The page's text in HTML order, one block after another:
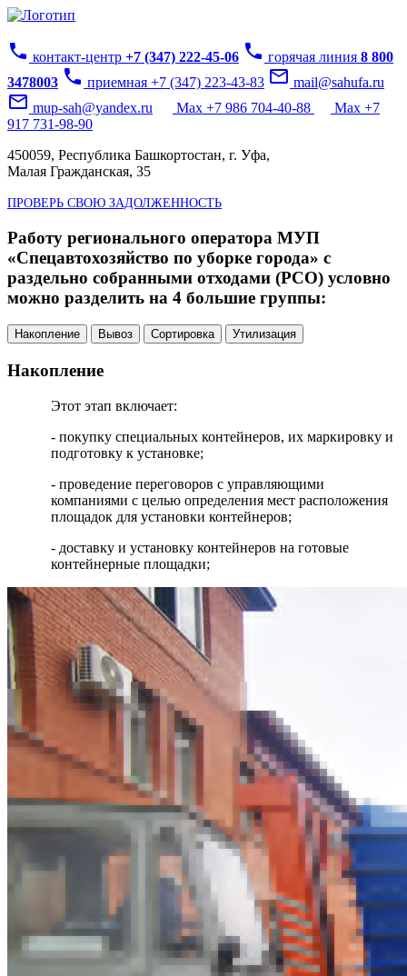
phone контакт-центр +7 (347) 222-45-06 phone горячая линия 8 800
3478003 phone приемная +7 (347) 223-43-83 mail_outline mail@sahufa.ru
mail_outline mup-sah@yandex.ru Max +7 986 704-40-88
Max +7
917 731-98-90
450059, Республика Башкортостан, г. Уфа,
Малая Гражданская, 35
ПРОВЕРЬ СВОЮ ЗАДОЛЖЕННОСТЬ
Работу регионального оператора МУП
«Спецавтохозяйство по уборке города» с
раздельно собранными отходами (РСО) условно
можно разделить на 4 большие группы:
Накопление Вывоз Сортировка Утилизация
Накопление
Этот этап включает:
- покупку специальных контейнеров, их маркировку и
подготовку к установке;
- проведение переговоров с управляющими
компаниями с целью определения мест расположения
площадок для установки контейнеров;
- доставку и установку контейнеров на готовые
контейнерные площадки;